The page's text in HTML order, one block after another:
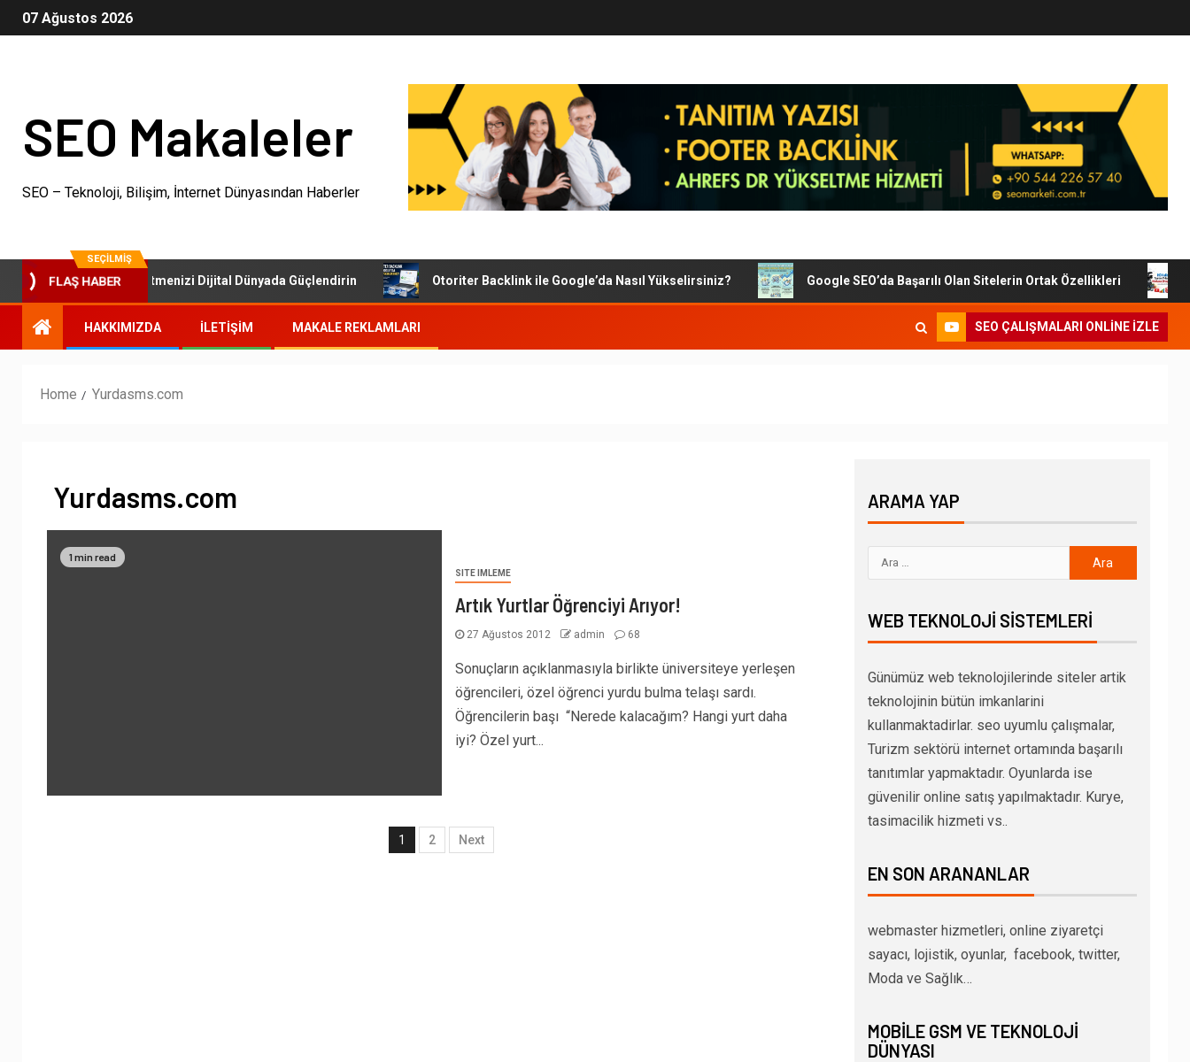
07 Ağustos 2026
SEO Makaleler
SEO – Teknoloji, Bilişim, İnternet Dünyasından Haberler
SEÇILMIŞ
FLAŞ HABER
SEO Paketleri: İşletmenizi Dijital Dünyada Güçlendirin Otoriter Backlink ile Google’da Nasıl Yükselirsiniz? Google SEO’da Başarılı Olan Sitelerin Ortak Özellikleri
HAKKIMIZDA İLETIŞIM MAKALE REKLAMLARI SEO ÇALIŞMALARI ONLINE IZLE
Home Yurdasms.com
Yurdasms.com
1 min read
SITE IMLEME
Artık Yurtlar Öğrenciyi Arıyor!
27 Ağustos 2012 admin 68
Sonuçların açıklanmasıyla birlikte üniversiteye yerleşen
öğrencileri, özel öğrenci yurdu bulma telaşı sardı.
Öğrencilerin başı “Nerede kalacağım? Hangi yurt daha
iyi? Özel yurt...
1 2 Next
ARAMA YAP
WEB TEKNOLOJI SISTEMLERI
Günümüz web teknolojilerinde siteler artik
teknolojinin bütün imkanlarini
kullanmaktadirlar. seo uyumlu çalışmalar,
Turizm sektörü internet ortamında başarılı
tanıtımlar yapmaktadır. Oyunlarda ise
güvenilir online satış yapılmaktadır. Kurye,
tasimacilik hizmeti vs..
EN SON ARANANLAR
webmaster hizmetleri, online ziyaretçi
sayacı, lojistik, oyunlar, facebook, twitter,
Moda ve Sağlık…
MOBILE GSM VE TEKNOLOJI
DÜNYASI